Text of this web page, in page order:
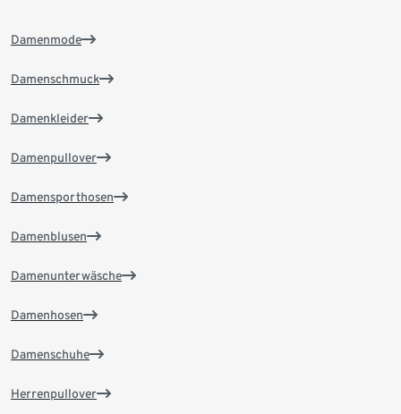
Damenmode
Damenschmuck
Damenkleider
Damenpullover
Damensporthosen
Damenblusen
Damenunterwäsche
Damenhosen
Damenschuhe
Herrenpullover